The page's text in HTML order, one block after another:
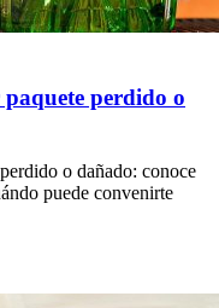
perdido o
o dañado: conoce
puede convenirte